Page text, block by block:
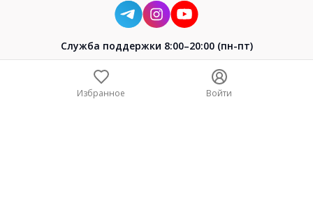
Cлужба поддержки 8:00–20:00 (пн-пт)
Избранное Войти